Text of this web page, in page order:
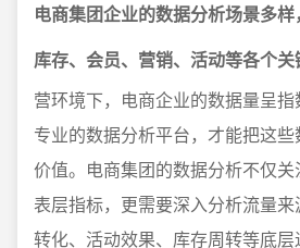
电商集团企业的数据分析场景多样
库存、会员、营销、活动等各个关
营环境下，电商企业的数据量呈
专业的数据分析平台，才能把这
价值。电商集团的数据分析不仅
表层指标，更需要深入分析流量
转化、活动效果、库存周转等底层